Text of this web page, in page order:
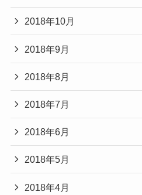
2018年10月
2018年9月
2018年8月
2018年7月
2018年6月
2018年5月
2018年4月